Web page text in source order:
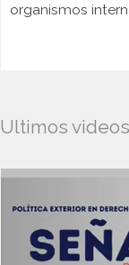
organismos
Ultimos videos